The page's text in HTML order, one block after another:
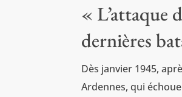
« L’attaque
dernières
Dès janvier 1945,
Ardennes, qui